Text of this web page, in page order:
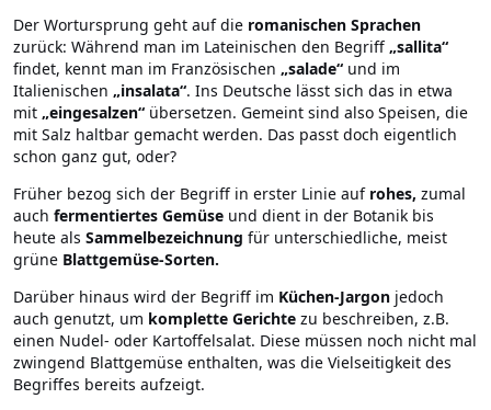
Der Wortursprung geht auf die romanischen Sprachen
zurück: Während man im Lateinischen den Begriff „sallita“
findet, kennt man im Französischen „salade“ und im
Italienischen „insalata“. Ins Deutsche lässt sich das in etwa
mit „eingesalzen“ übersetzen. Gemeint sind also Speisen, die
mit Salz haltbar gemacht werden. Das passt doch eigentlich
schon ganz gut, oder?
Früher bezog sich der Begriff in erster Linie auf rohes, zumal
auch fermentiertes Gemüse und dient in der Botanik bis
heute als Sammelbezeichnung für unterschiedliche, meist
grüne Blattgemüse-Sorten.
Darüber hinaus wird der Begriff im Küchen-Jargon jedoch
auch genutzt, um komplette Gerichte zu beschreiben, z.B.
einen Nudel- oder Kartoffelsalat. Diese müssen noch nicht mal
zwingend Blattgemüse enthalten, was die Vielseitigkeit des
Begriffes bereits aufzeigt.